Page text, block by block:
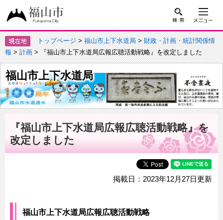
トップページ>福山市上下水道局>財政・計画・統計関係情
報>計画> 『福山市上下水道局広報広聴活動戦略』を改定しました
福山市上下水道局
『福山市上下水道局広報広聴活動戦略』を
改定しました
掲載日：2023年12月27日更新
福山市上下水道局広報広聴活動戦略